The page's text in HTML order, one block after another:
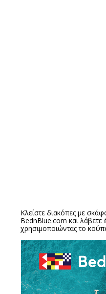
Κλείστε διακόπες με
BednBlue.com και λάβετε
χρησιμοποιώντας το